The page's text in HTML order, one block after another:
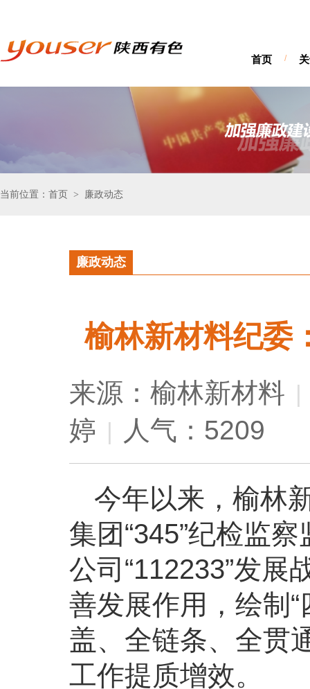
首页 /
当前位置：首页 > 廉政动态
廉政动态
榆林新材料纪委
来源：榆林新材料 |
婷 | 人气：5209
今年以来，榆林
集团“345”纪检监
公司“112233”发展
善发展作用，绘制
盖、全链条、全贯
工作提质增效。